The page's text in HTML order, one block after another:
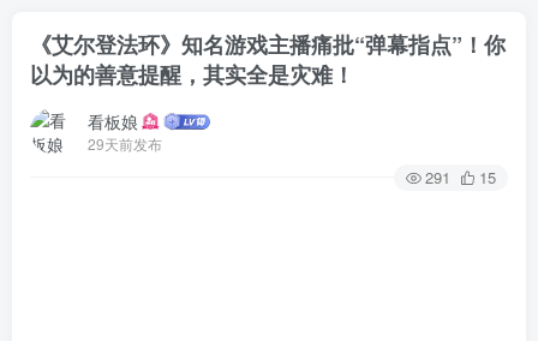
《艾尔登法环》知名游戏主播痛批“弹幕指点”！你
以为的善意提醒，其实全是灾难！
看板娘
29天前发布
291 15